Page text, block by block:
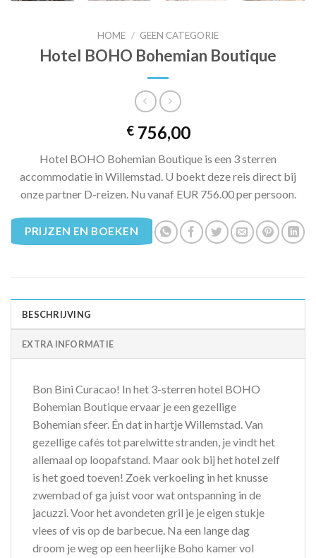
HOME / GEEN CATEGORIE
Hotel BOHO Bohemian Boutique
€756,00
Hotel BOHO Bohemian Boutique is een 3 sterren
accommodatie in Willemstad. U boekt deze reis direct bij
onze partner D-reizen. Nu vanaf EUR 756.00 per persoon.
PRIJZEN EN BOEKEN
BESCHRIJVING
EXTRA INFORMATIE
Bon Bini Curacao! In het 3-sterren hotel BOHO
Bohemian Boutique ervaar je een gezellige
Bohemian sfeer. Én dat in hartje Willemstad. Van
gezellige cafés tot parelwitte stranden, je vindt het
allemaal op loopafstand. Maar ook bij het hotel zelf
is het goed toeven! Zoek verkoeling in het knusse
zwembad of ga juist voor wat ontspanning in de
jacuzzi. Voor het avondeten gril je je eigen stukje
vlees of vis op de barbecue. Na een lange dag
droom je weg op een heerlijke Boho kamer vol